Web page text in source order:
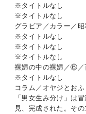
※タイトルなし
※タイトルなし
グラビア／カラー／昭
※タイトルなし
※タイトルなし
※タイトルなし
裸婦の中の裸婦／⑥／
※タイトルなし
コラム／オヤジとおふ
「男女生み分け」は
見、完成された。そ